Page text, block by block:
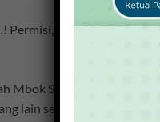
Permisi, mbok!” teriak
Mbok Sarmi sangat sepi.
lain sedang keluar rumah.